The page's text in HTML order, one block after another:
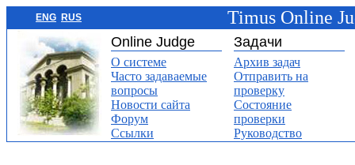
ENG RUS Timus Online
Online Judge Задачи
О системе
Часто задаваемые
вопросы
Новости сайта
Форум
Ссылки
Архив задач
Отправить на
проверку
Состояние
проверки
Руководство